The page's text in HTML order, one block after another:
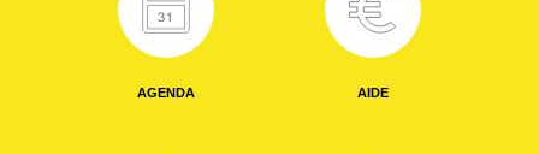
AGENDA AIDE